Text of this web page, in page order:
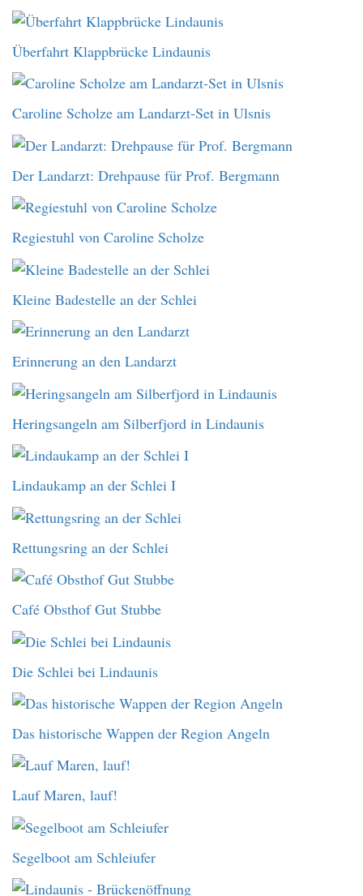
Überfahrt Klappbrücke Lindaunis
Caroline Scholze am Landarzt-Set in Ulsnis
Der Landarzt: Drehpause für Prof. Bergmann
Regiestuhl von Caroline Scholze
Kleine Badestelle an der Schlei
Erinnerung an den Landarzt
Heringsangeln am Silberfjord in Lindaunis
Lindaukamp an der Schlei I
Rettungsring an der Schlei
Café Obsthof Gut Stubbe
Die Schlei bei Lindaunis
Das historische Wappen der Region Angeln
Lauf Maren, lauf!
Segelboot am Schleiufer